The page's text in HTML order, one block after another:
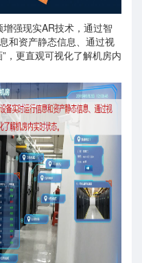
强现实AR技术，通过智
和资产静态信息、通过视
，更直观可视化了解机房内